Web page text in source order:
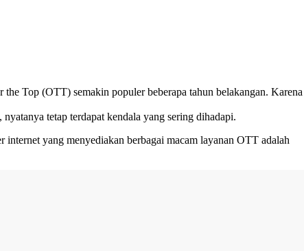
Top (OTT) semakin populer beberapa tahun belakangan. Karena
tetap terdapat kendala yang sering dihadapi.
yang menyediakan berbagai macam layanan OTT adalah